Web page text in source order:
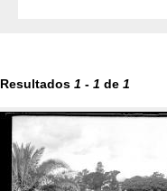
Resultados 1 - 1 de 1